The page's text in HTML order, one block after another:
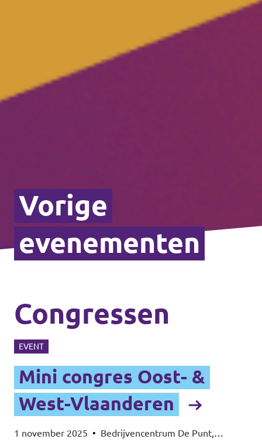
Vorige
evenementen
Congressen
EVENT
Mini congres Oost- &
West-Vlaanderen
1 november 2025 • Bedrijvencentrum De Punt,